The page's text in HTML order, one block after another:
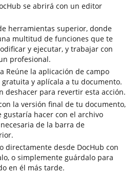
se abrirá con un editor
herramientas superior, donde
multitud de funciones que te
y ejecutar, y trabajar con
profesional.
Reúne la aplicación de campo
y aplícala a tu documento.
deshacer para revertir esta acción.
la versión final de tu documento,
gustaría hacer con el archivo
de la barra de
directamente desde DocHub con
o simplemente guárdalo para
en él más tarde.